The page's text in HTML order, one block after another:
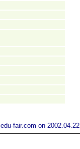
edu-fair.com on 2002.04.22